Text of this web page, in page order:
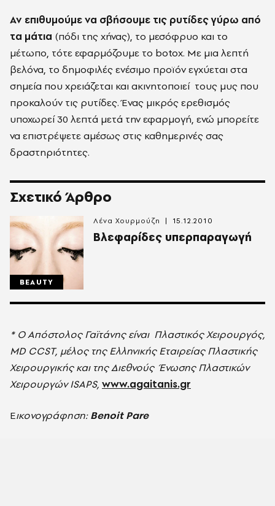
Αν επιθυμούμε να σβήσουμε τις ρυτίδες γύρω από
τα μάτια (πόδι της χήνας), το μεσόφρυο και το
μέτωπο, τότε εφαρμόζουμε το botox. Με μια λεπτή
βελόνα, το δημοφιλές ενέσιμο προϊόν εγχύεται στα
σημεία που χρειάζεται και ακινητοποιεί τους μυς που
προκαλούν τις ρυτίδες. Ένας μικρός ερεθισμός
υποχωρεί 30 λεπτά μετά την εφαρμογή, ενώ μπορείτε
να επιστρέψετε αμέσως στις καθημερινές σας
δραστηριότητες.
Σχετικό Άρθρο
BEAUTY
Βλεφαρίδες υπερπαραγωγή
Λένα Χουρμούζη 15.12.2010
* Ο Απόστολος Γαϊτάνης είναι Πλαστικός Χειρουργός,
MD CCST, μέλος της Ελληνικής Εταιρείας Πλαστικής
Χειρουργικής και της Διεθνούς Ένωσης Πλαστικών
Χειρουργών ISAPS, www.agaitanis.gr
Εικονογράφηση:Βenoit Pare